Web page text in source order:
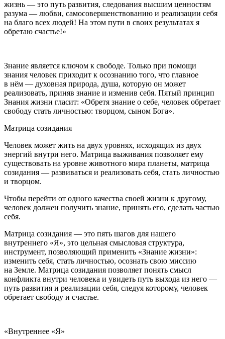
жизнь — это путь развития, следования высшим ценностям
разума — любви, самосовершенствованию и реализации себя
на благо всех людей! На этом пути в своих результатах я
обретаю счастье!»
Знание является ключом к свободе. Только при помощи
знания человек приходит к осознанию того, что главное
в нём — духовная природа, душа, которую он может
реализовать, приняв знание и изменив себя. Пятый принцип
Знания жизни гласит: «Обретя знание о себе, человек обретает
свободу стать личностью: творцом, сыном Бога».
Матрица созидания
Человек может жить на двух уровнях, исходящих из двух
энергий внутри него. Матрица выживания позволяет ему
существовать на уровне животного мира планеты, матрица
созидания — развиваться и реализовать себя, стать личностью
и творцом.
Чтобы перейти от одного качества своей жизни к другому,
человек должен получить знание, принять его, сделать частью
себя.
Матрица созидания — это пять шагов для нашего
внутреннего «Я», это цельная смысловая структура,
инструмент, позволяющий применить «Знание жизни»:
изменить себя, стать личностью, осознать свою миссию
на Земле. Матрица созидания позволяет понять смысл
конфликта внутри человека и увидеть путь выхода из него —
путь развития и реализации себя, следуя которому, человек
обретает свободу и счастье.
«Внутреннее «Я»